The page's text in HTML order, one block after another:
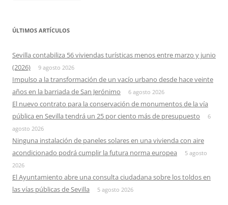
ÚLTIMOS ARTÍCULOS
Sevilla contabiliza 56 viviendas turísticas menos entre marzo y junio
(2026)
9 agosto 2026
Impulso a la transformación de un vacío urbano desde hace veinte
años en la barriada de San Jerónimo
6 agosto 2026
El nuevo contrato para la conservación de monumentos de la vía
pública en Sevilla tendrá un 25 por ciento más de presupuesto
6
agosto 2026
Ninguna instalación de paneles solares en una vivienda con aire
acondicionado podrá cumplir la futura norma europea
5 agosto
2026
El Ayuntamiento abre una consulta ciudadana sobre los toldos en
las vías públicas de Sevilla
5 agosto 2026